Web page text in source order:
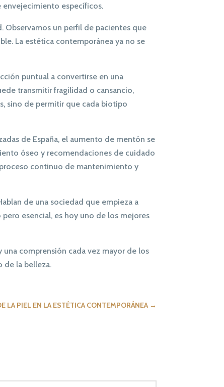
envejecimiento específicos.
Observamos un perfil de pacientes que
La estética contemporánea ya no se
puntual a convertirse en una
transmitir fragilidad o cansancio,
sino de permitir que cada biotipo
de España, el aumento de mentón se
óseo y recomendaciones de cuidado
continuo de mantenimiento y
de una sociedad que empieza a
esencial, es hoy uno de los mejores
comprensión cada vez mayor de los
de la belleza.
LA PIEL EN LA ESTÉTICA CONTEMPORÁNEA→